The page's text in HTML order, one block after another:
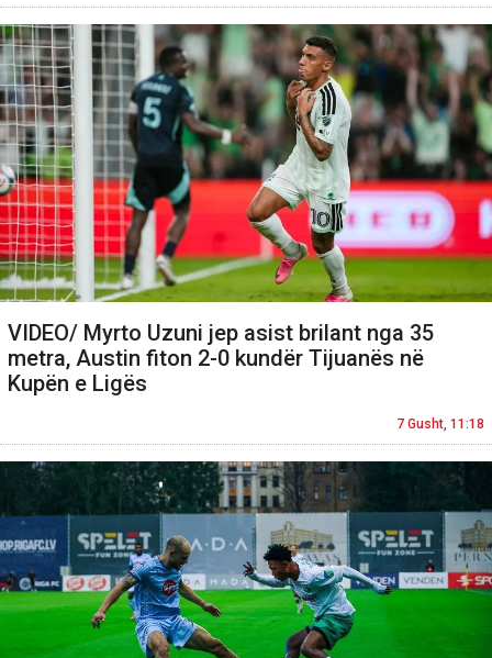
VIDEO/ Myrto Uzuni jep asist brilant nga 35
metra, Austin fiton 2-0 kundër Tijuanës në
Kupën e Ligës
7 Gusht, 11:18